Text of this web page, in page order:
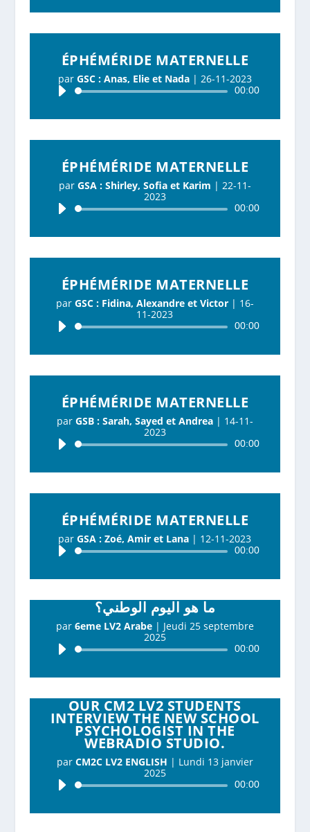
ÉPHÉMÉRIDE MATERNELLE
par GSC : Anas, Elie et Nada| 26-11-2023
Lecteur
00:00
ÉPHÉMÉRIDE MATERNELLE
par GSA : Shirley, Sofia et Karim | 22-11-
2023
Lecteur
00:00
ÉPHÉMÉRIDE MATERNELLE
par GSC : Fidina, Alexandre et Victor | 16-
11-2023
Lecteur
00:00
ÉPHÉMÉRIDE MATERNELLE
par GSB : Sarah, Sayed et Andrea| 14-11-
2023
Lecteur
00:00
ÉPHÉMÉRIDE MATERNELLE
parGSA : Zoé, Amir et Lana | 12-11-2023
Lecteur
00:00
ما هو اليوم الوطني؟
par 6eme LV2 Arabe| Jeudi 25 septembre
2025
Lecteur
00:00
OUR CM2 LV2 STUDENTS
INTERVIEW THE NEW SCHOOL
PSYCHOLOGIST IN THE
WEBRADIO STUDIO.
par CM2C LV2 ENGLISH | Lundi 13 janvier
2025
Lecteur
00:00